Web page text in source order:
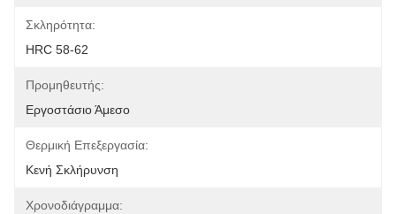
Σκληρότητα:
HRC 58-62
Προμηθευτής:
Εργοστάσιο Άμεσο
Θερμική Επεξεργασία:
Κενή Σκλήρυνση
Χρονοδιάγραμμα: